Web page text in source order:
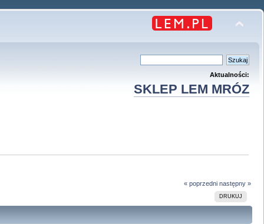
Aktualności:
SKLEP LEM MRÓZ
« poprzedni następny »
DRUKUJ